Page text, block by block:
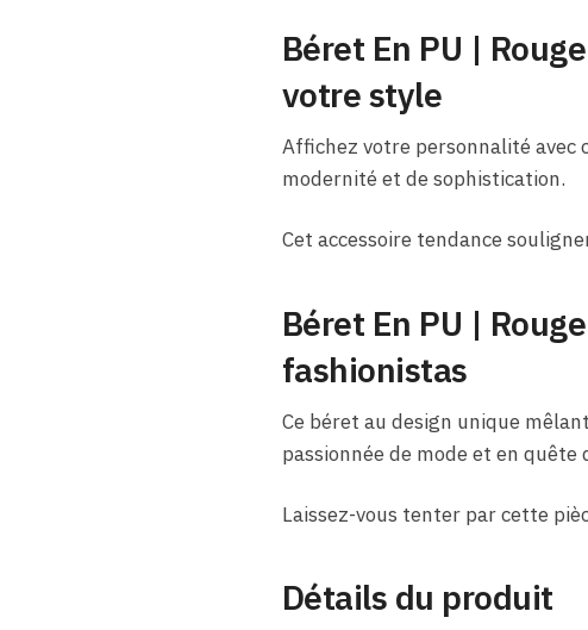
Béret En PU |
votre style
Affichez votre personnalité avec
modernité et de sophistication.
Cet accessoire tendance
Béret En PU |
fashionistas
Ce béret au design unique
passionnée de mode et en quête
Laissez-vous tenter par cette
Détails du produit